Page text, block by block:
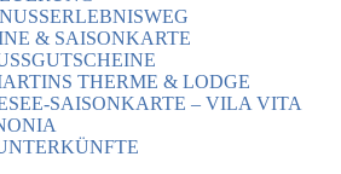
& SAISONKARTE
THERME & LODGE
SAISONKARTE – VILA VITA